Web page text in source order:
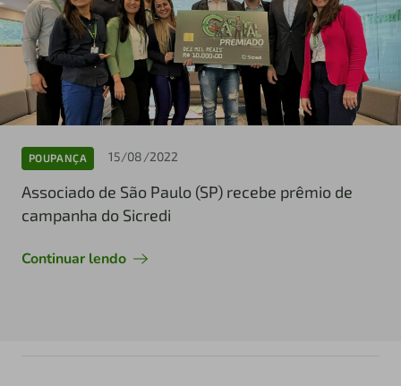
POUPANÇA 15/08/2022
Associado de São Paulo (SP) recebe prêmio de
campanha do Sicredi
Continuar lendo